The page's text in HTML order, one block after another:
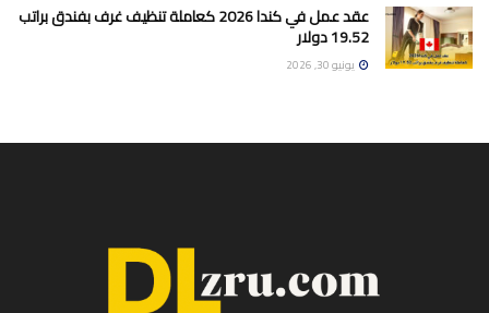
عقد عمل في كندا 2026 كعاملة تنظيف غرف بفندق براتب
19.52 دولار
يونيو 30, 2026